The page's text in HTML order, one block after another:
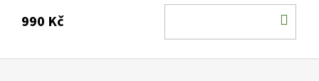
990 Kč
Z